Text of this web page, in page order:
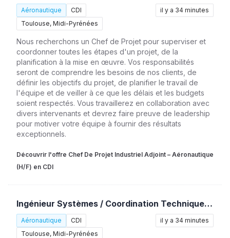
Aéronautique
CDI
Toulouse, Midi-Pyrénées
il y a 34 minutes
Nous recherchons un Chef de Projet pour superviser et
coordonner toutes les étapes d'un projet, de la
planification à la mise en œuvre. Vos responsabilités
seront de comprendre les besoins de nos clients, de
définir les objectifs du projet, de planifier le travail de
l'équipe et de veiller à ce que les délais et les budgets
soient respectés. Vous travaillerez en collaboration avec
divers intervenants et devrez faire preuve de leadership
pour motiver votre équipe à fournir des résultats
exceptionnels.
Découvrir l'offre Chef De Projet Industriel Adjoint – Aéronautique
(H/F) en CDI
Ingénieur Systèmes / Coordination Technique – Support Produit (H/F)
Aéronautique
CDI
Toulouse, Midi-Pyrénées
il y a 34 minutes